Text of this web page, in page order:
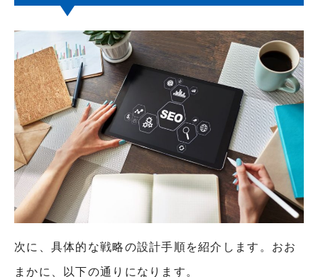
次に、具体的な戦略の設計手順を紹介します。おお
まかに、以下の通りになります。